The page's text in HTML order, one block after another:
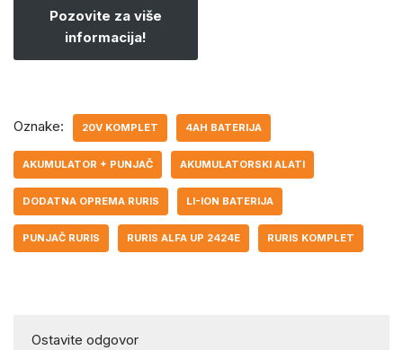
Pozovite za više
informacija!
Oznake: 20V KOMPLET 4AH BATERIJA
AKUMULATOR + PUNJAČ AKUMULATORSKI ALATI
DODATNA OPREMA RURIS LI-ION BATERIJA
PUNJAČ RURIS RURIS ALFA UP 2424E RURIS KOMPLET
Ostavite odgovor